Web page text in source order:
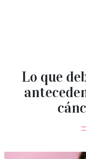
Lo que